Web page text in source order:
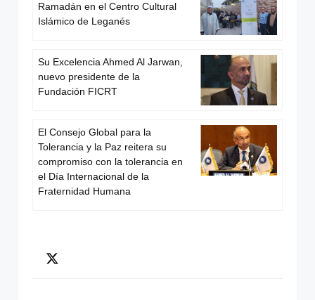
Ramadán en el Centro Cultural
Islámico de Leganés
Su Excelencia Ahmed Al Jarwan,
nuevo presidente de la
Fundación FICRT
El Consejo Global para la
Tolerancia y la Paz reitera su
compromiso con la tolerancia en
el Día Internacional de la
Fraternidad Humana